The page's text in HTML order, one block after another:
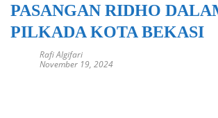
PASANGAN RIDHO
PILKADA KOTA BEKASI
Rafi Algifari
November 19, 2024